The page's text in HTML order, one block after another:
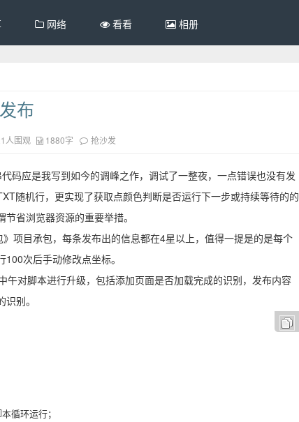
网络 看看 相册
布
人围观 1880字 抢沙发
码应是我写到如今的调峰之作，调试了一整夜，一点错误也没有发
随机行，更实现了获取点颜色判断是否运行下一步或持续等待的的
省浏览器资源的重要举措。
项目承包，每条发布出的信息都在4星以上，值得一提是的是每个
次后手动修改点坐标。
对脚本进行升级，包括添加页面是否加载完成的识别，发布内容
别。